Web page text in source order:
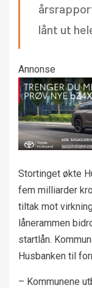
lånt ut
Annonse
Stortinget økte
fem milliarder
tiltak mot
lånerammen
startlån.
Husbanken til
– Kommunene